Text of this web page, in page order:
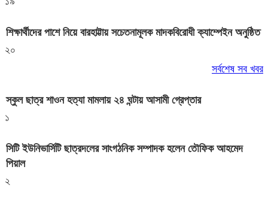
শিক্ষার্থীদের পাশে নিয়ে বারহাট্টায় সচেতনামূলক মাদকবিরোধী ক্যাম্পেইন অনুষ্ঠিত
২০
সর্বশেষ সব খবর
স্কুল ছাত্র শাওন হত্যা মামলায় ২৪ ঘন্টায় আসামী গ্রেপ্তার
১
সিটি ইউনিভার্সিটি ছাত্রদলের সাংগঠনিক সম্পাদক হলেন তৌফিক আহমেদ
পিয়াল
২